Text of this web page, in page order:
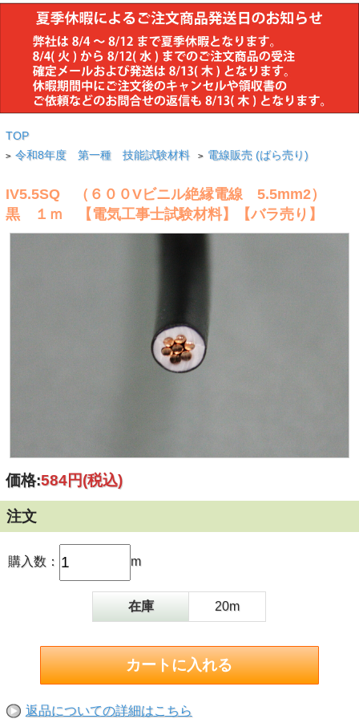
TOP
> 令和8年度 第一種 技能試験材料 > 電線販売 (ばら売り)
IV5.5SQ （６００Vビニル絶縁電線 5.5mm2）
黒 １ｍ 【電気工事士試験材料】【バラ売り】
価格:584円(税込)
注文
購入数： m
在庫 20m
返品についての詳細はこちら